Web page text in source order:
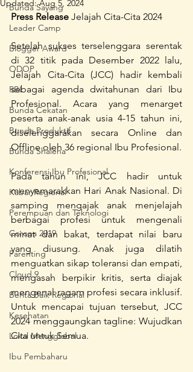
Bunda Sayang
Leader Camp
Blogger Award
ODOP
RBI
Bunda Cekatan
Bunda Produktif
Bunda Shaleha
Konferensi Ibu Profesional
Kabar Regional
Perempuan dan Teknologi
Corona 2019
Parenting
Cloud 9
Berita Baik Regional
Kesehatan
Lokal Mengglobal
Ibu Pembaharu
Updated:Aug 5, 2024
Press Release Jelajah Cita-Cita 2024
Setelah sukses terselenggara serentak
di 32 titik pada Desember 2022 lalu,
Jelajah Cita-Cita (JCC) hadir kembali
sebagai agenda dwitahunan dari Ibu
Profesional. Acara yang menarget
peserta anak-anak usia 4-15 tahun ini,
diselenggarakan secara Online dan
Offline oleh 36 regional Ibu Profesional.
Pada tahun ini, JCC hadir untuk
menyemarakkan Hari Anak Nasional. Di
samping mengajak anak menjelajah
berbagai profesi untuk mengenali
minat dan bakat, terdapat nilai baru
yang diusung. Anak juga dilatih
menguatkan sikap toleransi dan empati,
mengasah berpikir kritis, serta diajak
mengenal ragam profesi secara inklusif.
Untuk mencapai tujuan tersebut, JCC
2024 menggaungkan tagline: Wujudkan
Cita untuk Semua.